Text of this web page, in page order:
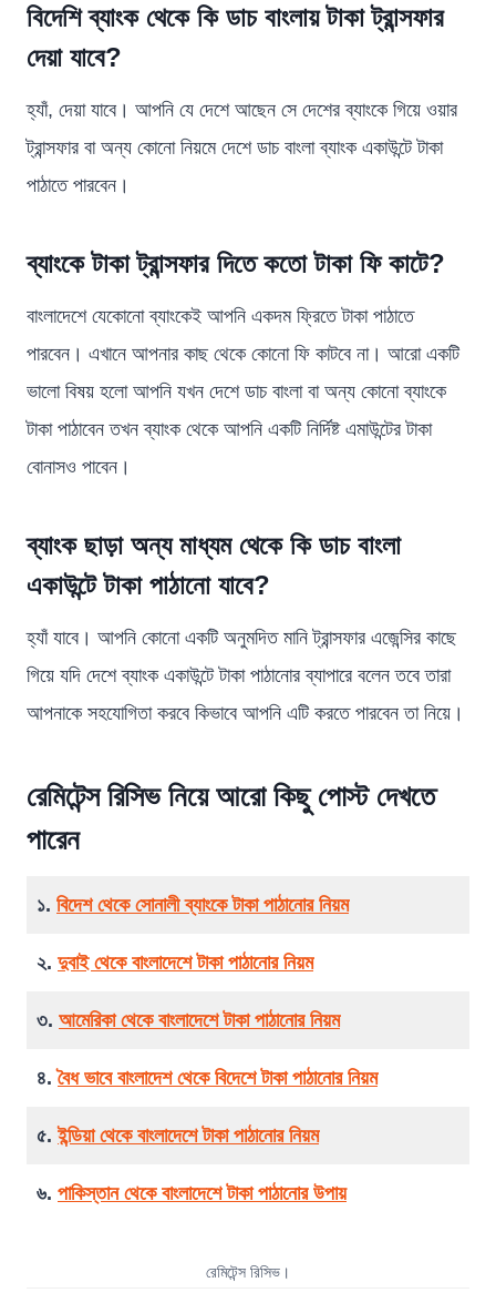
বিদেশি ব্যাংক থেকে কি ডাচ বাংলায় টাকা ট্রান্সফার
দেয়া যাবে?
হ্যাঁ, দেয়া যাবে। আপনি যে দেশে আছেন সে দেশের ব্যাংকে গিয়ে ওয়ার
ট্রান্সফার বা অন্য কোনো নিয়মে দেশে ডাচ বাংলা ব্যাংক একাউন্টে টাকা
পাঠাতে পারবেন।
ব্যাংকে টাকা ট্রান্সফার দিতে কতো টাকা ফি কাটে?
বাংলাদেশে যেকোনো ব্যাংকেই আপনি একদম ফ্রিতে টাকা পাঠাতে
পারবেন। এখানে আপনার কাছ থেকে কোনো ফি কাটবে না। আরো একটি
ভালো বিষয় হলো আপনি যখন দেশে ডাচ বাংলা বা অন্য কোনো ব্যাংকে
টাকা পাঠাবেন তখন ব্যাংক থেকে আপনি একটি নির্দিষ্ট এমাউন্টের টাকা
বোনাসও পাবেন।
ব্যাংক ছাড়া অন্য মাধ্যম থেকে কি ডাচ বাংলা
একাউন্টে টাকা পাঠানো যাবে?
হ্যাঁ যাবে। আপনি কোনো একটি অনুমদিত মানি ট্রান্সফার এজেন্সির কাছে
গিয়ে যদি দেশে ব্যাংক একাউন্টে টাকা পাঠানোর ব্যাপারে বলেন তবে তারা
আপনাকে সহযোগিতা করবে কিভাবে আপনি এটি করতে পারবেন তা নিয়ে।
রেমিটেন্স রিসিভ নিয়ে আরো কিছু পোস্ট দেখতে
পারেন
১. বিদেশ থেকে সোনালী ব্যাংকে টাকা পাঠানোর নিয়ম
২. দুবাই থেকে বাংলাদেশে টাকা পাঠানোর নিয়ম
৩. আমেরিকা থেকে বাংলাদেশে টাকা পাঠানোর নিয়ম
৪.বৈধ ভাবে বাংলাদেশ থেকে বিদেশে টাকা পাঠানোর নিয়ম
৫.ইন্ডিয়া থেকে বাংলাদেশে টাকা পাঠানোর নিয়ম
৬. পাকিস্তান থেকে বাংলাদেশে টাকা পাঠানোর উপায়
রেমিটেন্স রিসিভ।